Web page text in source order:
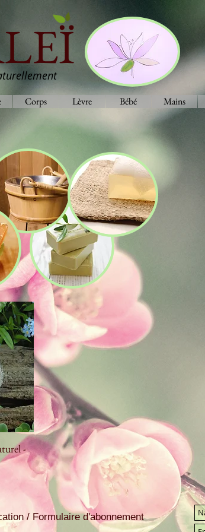
Corps Lèvre Bébé Mains
-
/ Formulaire d'abonnement